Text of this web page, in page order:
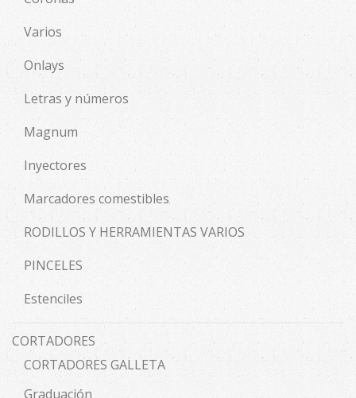
Varios
Onlays
Letras y números
Magnum
Inyectores
Marcadores comestibles
RODILLOS Y HERRAMIENTAS VARIOS
PINCELES
Estenciles
CORTADORES
CORTADORES GALLETA
Graduación